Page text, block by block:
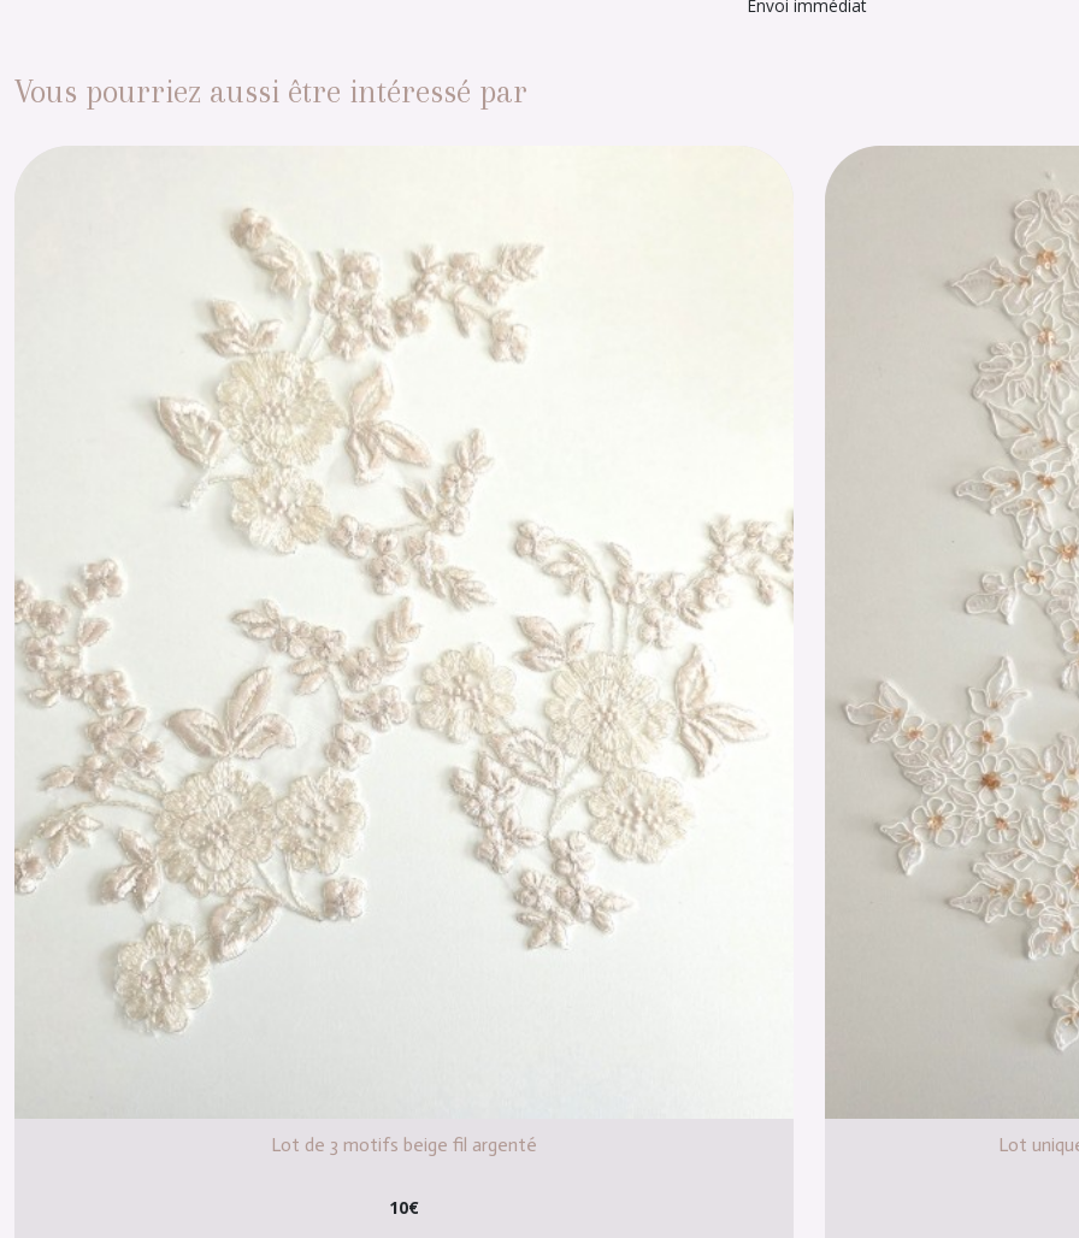
Envoi immédiat
Vous pourriez aussi être intéressé par
Lot de 3 motifs beige fil argenté
10€
Lot